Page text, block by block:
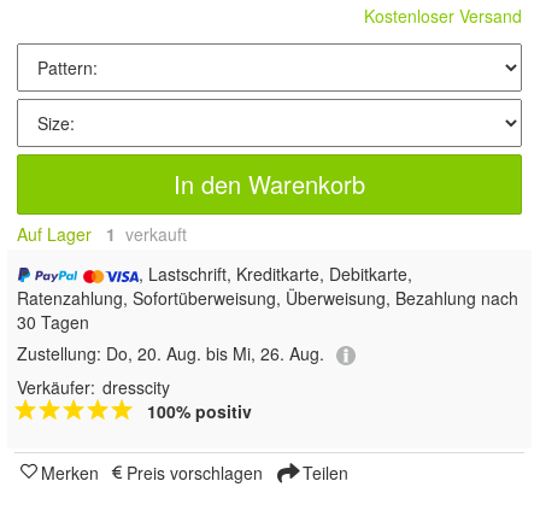
Kostenloser Versand
In den Warenkorb
Auf Lager 1 verkauft
, Lastschrift, Kreditkarte, Debitkarte,
Ratenzahlung, Sofortüberweisung, Überweisung, Bezahlung nach
30 Tagen
Zustellung: Do, 20. Aug. bis Mi, 26. Aug.
Verkäufer: dresscity
100% positiv
Merken Preis vorschlagen Teilen